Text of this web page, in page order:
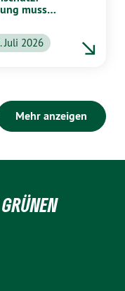
muss
Juli 2026
Mehr anzeigen